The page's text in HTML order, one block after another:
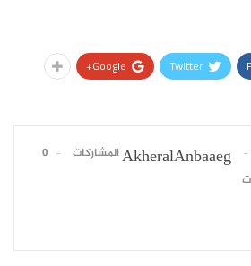
Twitter
Google+
AkheralAnbaaeg
0